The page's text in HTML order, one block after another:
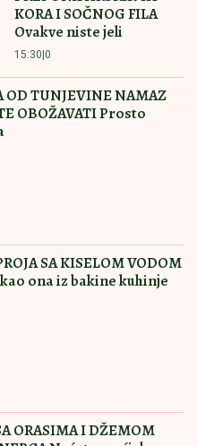
OPLELI po rijaliti
je opelješila deda
MI JE TEŠKO"
nakon izlaska iz "Laze"
On joj se sada
rečima
POSETILA RODNO
a malo ko zna da je
kao NASTAVNICA:
(VIDEO)
by Aklamator